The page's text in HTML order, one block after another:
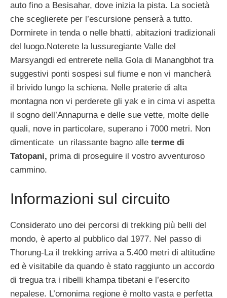
auto fino a Besisahar, dove inizia la pista. La società
che sceglierete per l’escursione penserà a tutto.
Dormirete in tenda o nelle bhatti, abitazioni tradizionali
del luogo.Noterete la lussuregiante Valle del
Marsyangdi ed entrerete nella Gola di Manangbhot tra
suggestivi ponti sospesi sul fiume e non vi mancherà
il brivido lungo la schiena. Nelle praterie di alta
montagna non vi perderete gli yak e in cima vi aspetta
il sogno dell’Annapurna e delle sue vette, molte delle
quali, nove in particolare, superano i 7000 metri. Non
dimenticate un rilassante bagno alle terme di
Tatopani, prima di proseguire il vostro avventuroso
cammino.
Informazioni sul circuito
Considerato uno dei percorsi di trekking più belli del
mondo, è aperto al pubblico dal 1977. Nel passo di
Thorung-La il trekking arriva a 5.400 metri di altitudine
ed è visitabile da quando è stato raggiunto un accordo
di tregua tra i ribelli khampa tibetani e l’esercito
nepalese. L’omonima regione è molto vasta e perfetta